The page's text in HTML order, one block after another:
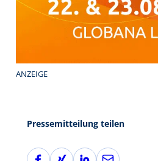
ANZEIGE
Pressemitteilung teilen
F
X
L
E